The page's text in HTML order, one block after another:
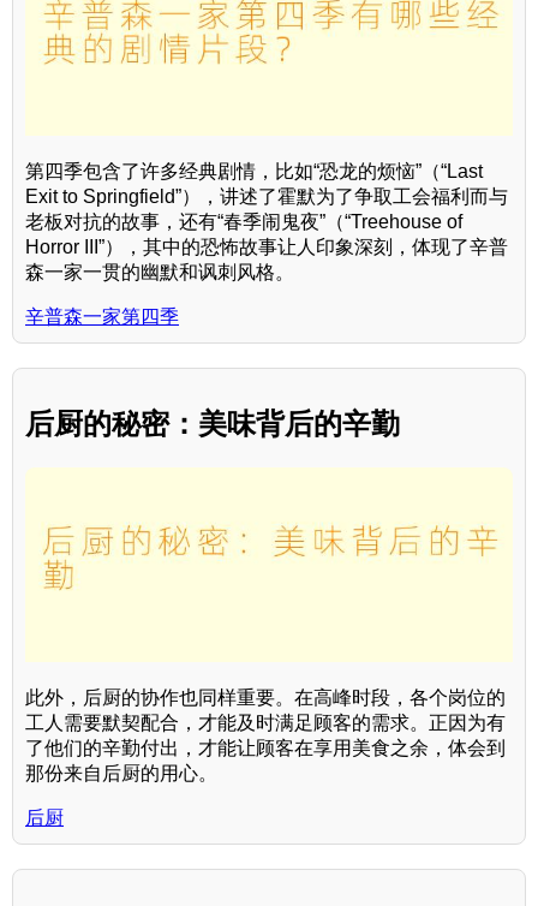
第四季包含了许多经典剧情，比如“恐龙的烦恼”（“Last
Exit to Springfield”），讲述了霍默为了争取工会福利而与
老板对抗的故事，还有“春季闹鬼夜”（“Treehouse of
Horror III”），其中的恐怖故事让人印象深刻，体现了辛普
森一家一贯的幽默和讽刺风格。
辛普森一家第四季
后厨的秘密：美味背后的辛勤
此外，后厨的协作也同样重要。在高峰时段，各个岗位的
工人需要默契配合，才能及时满足顾客的需求。正因为有
了他们的辛勤付出，才能让顾客在享用美食之余，体会到
那份来自后厨的用心。
后厨